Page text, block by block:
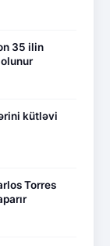
35 ilin
kütləvi
Torres